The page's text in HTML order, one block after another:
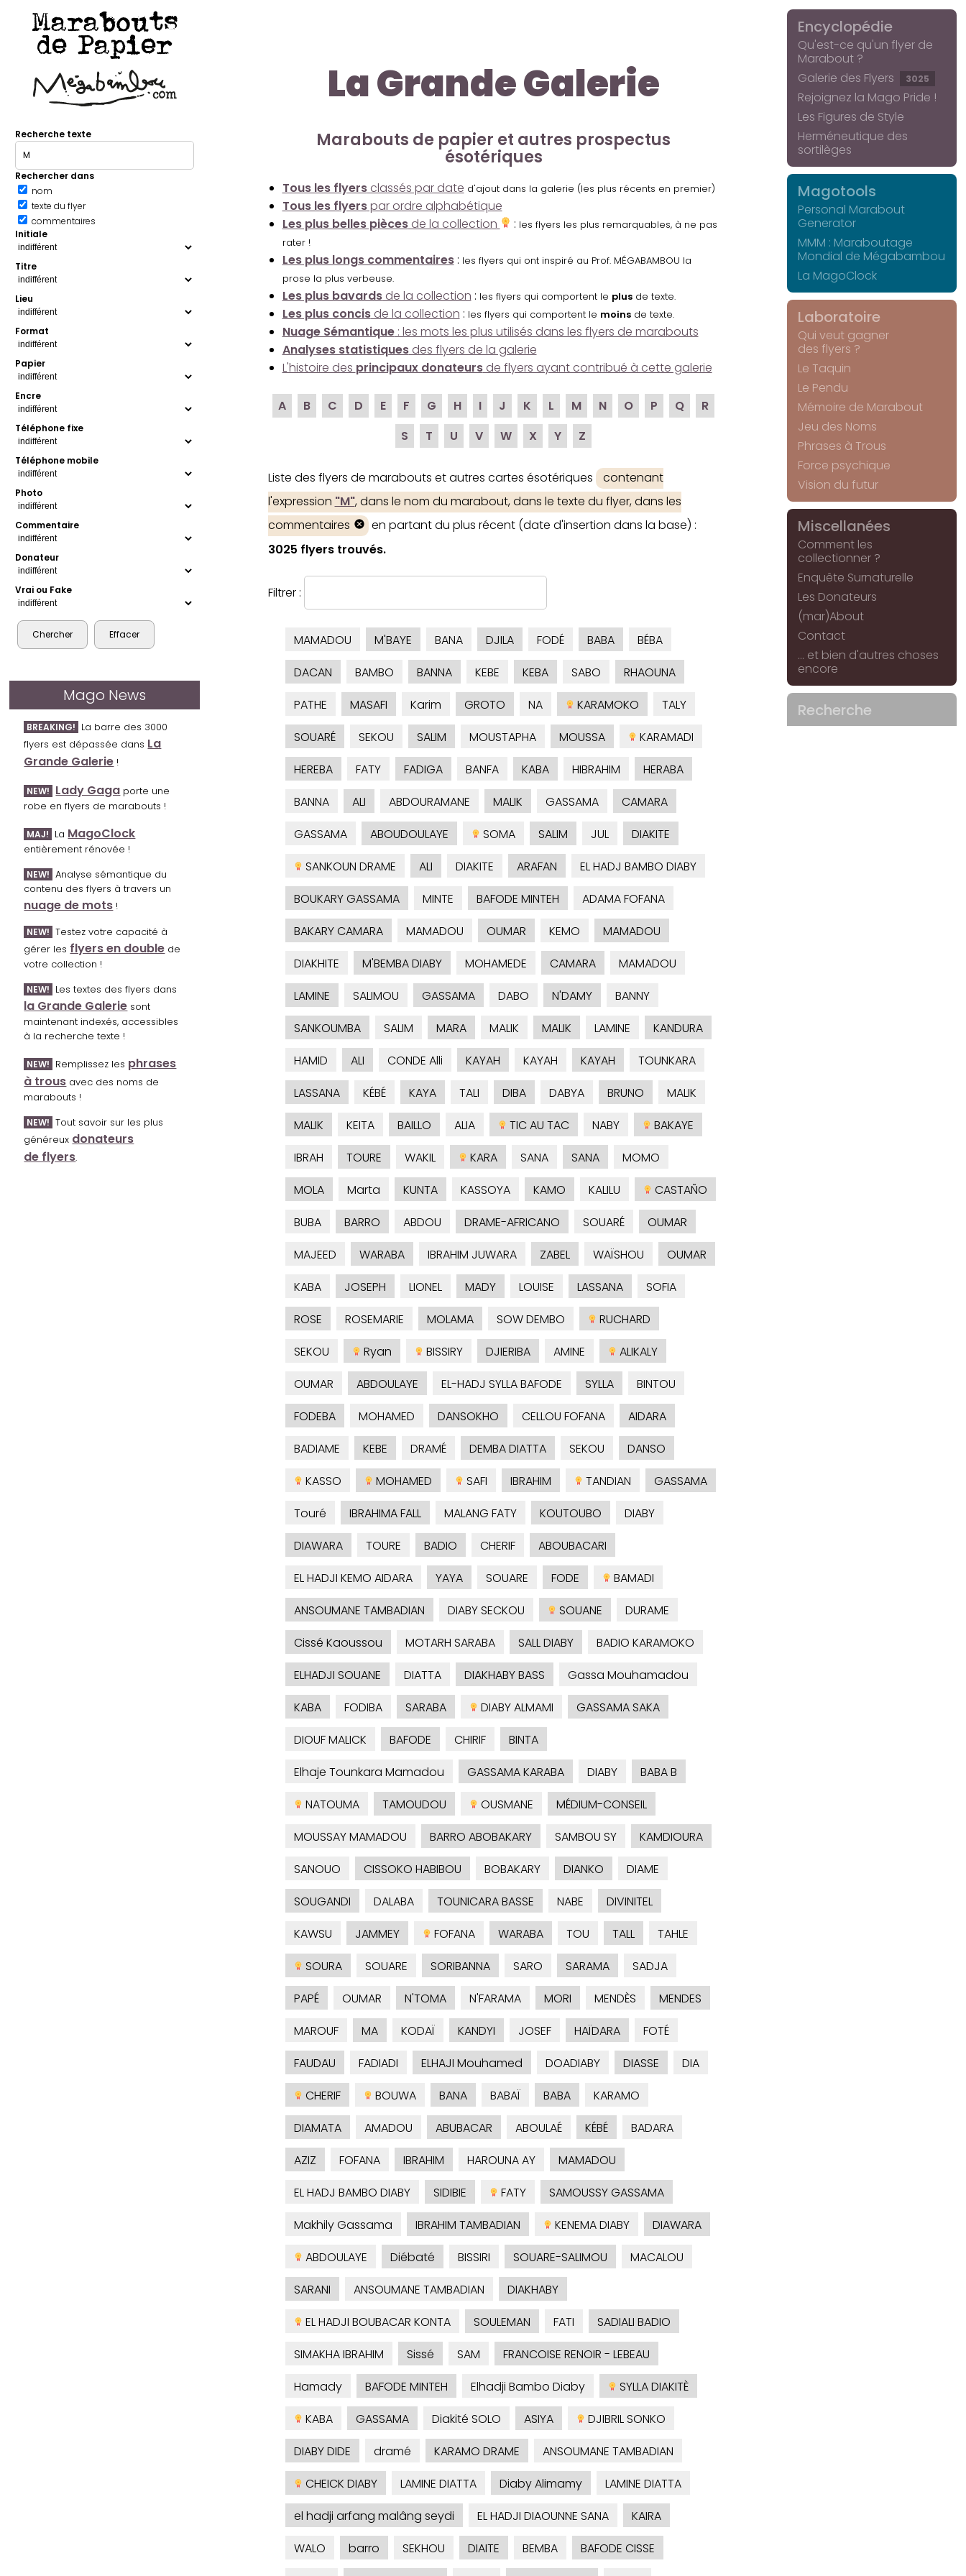
Marabouts
de Papier
Recherche texte
Rechercher dans
nom
texte du flyer
commentaires
Initiale
Titre
Lieu
Format
Papier
Encre
Téléphone fixe
Téléphone mobile
Photo
Commentaire
Donateur
Vrai ou Fake
Mago News
BREAKING! La barre des 3000
flyers est dépassée dans La
Grande Galerie !
NEW! Lady Gaga porte une
robe en flyers de marabouts !
MAJ! La MagoClock
entièrement rénovée !
NEW! Analyse sémantique du
contenu des flyers à travers un
nuage de mots !
NEW! Testez votre capacité à
gérer les flyers en double de
votre collection !
NEW! Les textes des flyers dans
la Grande Galerie sont
maintenant indexés, accessibles
à la recherche texte !
NEW! Remplissez les phrases
à trous avec des noms de
marabouts !
NEW! Tout savoir sur les plus
généreux donateurs
de flyers.
La Grande Galerie
Marabouts de papier et autres prospectus
ésotériques
Tous les flyersclassés par date d'ajout dans la galerie (les plus récents en premier)
Tous les flyerspar ordre alphabétique
Les plus belles piècesde la collection : les flyers les plus remarquables, à ne pas
rater !
Les plus longs commentaires: les flyers qui ont inspiré au Prof. MÉGABAMBOU la
prose la plus verbeuse.
Les plus bavardsde la collection : les flyers qui comportent le plusde texte.
Les plus concisde la collection : les flyers qui comportent le moinsde texte.
Nuage Sémantique: les mots les plus utilisés dans les flyers de marabouts
Analyses statistiquesdes flyers de la galerie
L'histoire des principaux donateursde flyers ayant contribué à cette galerie
A B C D E F G H I J K L M N O P Q
R
S
T U V W X Y Z
Liste des flyers de marabouts et autres cartes ésotériques
contenant
l'expression "M", dans le nom du marabout, dans le texte du flyer, dans les
commentaires
en partant du plus récent (date d'insertion dans la base) :
3025 flyers trouvés.
Filtrer :
MAMADOU M'BAYE BANA DJILA FODÉ BABA
BÉBA
DACAN
BAMBO BANNA KEBE KEBA SABO
RHAOUNA
PATHE
MASAFI Karim GROTO NA KARAMOKO
TALY
SOUARÉ
SEKOU SALIM MOUSTAPHA MOUSSA
KARAMADI
HEREBA
FATY FADIGA BANFA KABA HIBRAHIM
HERABA
BANNA
ALI ABDOURAMANE MALIK GASSAMA
CAMARA
GASSAMA
ABOUDOULAYE SOMA SALIM JUL
DIAKITE
SANKOUN DRAME
ALI DIAKITE ARAFAN
EL HADJ BAMBO DIABY
BOUKARY GASSAMA
MINTE BAFODE MINTEH
ADAMA FOFANA
BAKARY CAMARA
MAMADOU OUMAR KEMO
MAMADOU
DIAKHITE
M'BEMBA DIABY MOHAMEDE CAMARA
MAMADOU
LAMINE
SALIMOU GASSAMA DABO N'DAMY
BANNY
SANKOUMBA
SALIM MARA MALIK MALIK LAMINE
KANDURA
HAMID
ALI CONDE Alli KAYAH KAYAH KAYAH
TOUNKARA
LASSANA
KÉBÉ KAYA TALI DIBA DABYA BRUNO
MALIK
MALIK
KEITA BAILLO ALIA TIC AU TAC NABY
BAKAYE
IBRAH
TOURE WAKIL KARA SANA SANA
MOMO
MOLA
Marta KUNTA KASSOYA KAMO KALILU
CASTAÑO
BUBA
BARRO ABDOU DRAME-AFRICANO SOUARÉ
OUMAR
MAJEED
WARABA IBRAHIM JUWARA ZABEL WAÏSHOU
OUMAR
KABA
JOSEPH LIONEL MADY LOUISE LASSANA
SOFIA
ROSE
ROSEMARIE MOLAMA SOW DEMBO
RUCHARD
SEKOU
Ryan BISSIRY DJIERIBA AMINE
ALIKALY
OUMAR
ABDOULAYE EL-HADJ SYLLA BAFODE SYLLA
BINTOU
FODEBA
MOHAMED DANSOKHO CELLOU FOFANA
AIDARA
BADIAME
KEBE DRAMÉ DEMBA DIATTA SEKOU
DANSO
KASSO
MOHAMED SAFI IBRAHIM TANDIAN
GASSAMA
Touré
IBRAHIMA FALL MALANG FATY KOUTOUBO
DIABY
DIAWARA
TOURE BADIO CHERIF
ABOUBACARI
EL HADJI KEMO AIDARA
YAYA SOUARE FODE
BAMADI
ANSOUMANE TAMBADIAN
DIABY SECKOU SOUANE
DURAME
Cissé Kaoussou
MOTARH SARABA SALL DIABY
BADIO KARAMOKO
ELHADJI SOUANE
DIATTA DIAKHABY BASS
Gassa Mouhamadou
KABA
FODIBA SARABA DIABY ALMAMI
GASSAMA SAKA
DIOUF MALICK
BAFODE CHIRIF
BINTA
Elhaje Tounkara Mamadou
GASSAMA KARABA DIABY
BABA B
NATOUMA
TAMOUDOU OUSMANE
MÉDIUM-CONSEIL
MOUSSAY MAMADOU
BARRO ABOBAKARY SAMBOU SY
KAMDIOURA
SANOUO
CISSOKO HABIBOU BOBAKARY DIANKO
DIAME
SOUGANDI
DALABA TOUNICARA BASSE NABE
DIVINITEL
KAWSU
JAMMEY FOFANA WARABA TOU TALL
TAHLE
SOURA
SOUARE SORIBANNA SARO SARAMA
SADJA
PAPÉ
OUMAR N'TOMA N'FARAMA MORI MENDÈS
MENDES
MAROUF
MA KODAÏ KANDYI JOSEF HAÏDARA
FOTÉ
FAUDAU
FADIADI ELHAJI Mouhamed DOADIABY DIASSE
DIA
CHERIF
BOUWA BANA BABAÏ BABA
KARAMO
DIAMATA
AMADOU ABUBACAR ABOULAÉ KÉBÉ
BADARA
AZIZ
FOFANA IBRAHIM HAROUNA AY
MAMADOU
EL HADJ BAMBO DIABY
SIDIBIE FATY
SAMOUSSY GASSAMA
Makhily Gassama
IBRAHIM TAMBADIAN KENEMA DIABY
DIAWARA
ABDOULAYE
Diébaté BISSIRI SOUARE-SALIMOU
MACALOU
SARANI
ANSOUMANE TAMBADIAN
DIAKHABY
EL HADJI BOUBACAR KONTA
SOULEMAN FATI
SADIALI BADIO
SIMAKHA IBRAHIM
Sissé SAM
FRANCOISE RENOIR - LEBEAU
Hamady
BAFODE MINTEH Elhadji Bambo Diaby
SYLLA DIAKITÈ
KABA
GASSAMA Diakité SOLO ASIYA
DJIBRIL SONKO
DIABY DIDE
dramé KARAMO DRAME
ANSOUMANE TAMBADIAN
CHEICK DIABY
LAMINE DIATTA Diaby Alimamy
LAMINE DIATTA
el hadji arfang malâng seydi
EL HADJI DIAOUNNE SANA
KAIRA
WALO
barro SEKHOU DIAITE BEMBA
BAFODE CISSE
Encyclopédie
Qu'est-ce qu'un flyer de
Marabout ?
Galerie des Flyers
3025
Rejoignez la Mago Pride !
Les Figures de Style
Herméneutique des
sortilèges
Magotools
Personal Marabout
Generator
MMM : Maraboutage
Mondial de Mégabambou
La MagoClock
Laboratoire
Qui veut gagner
des flyers ?
Le Taquin
Le Pendu
Mémoire de Marabout
Jeu des Noms
Phrases à Trous
Force psychique
Vision du futur
Miscellanées
Comment les
collectionner ?
Enquête Surnaturelle
Les Donateurs
(mar)About
Contact
... et bien d'autres choses
encore
Recherche